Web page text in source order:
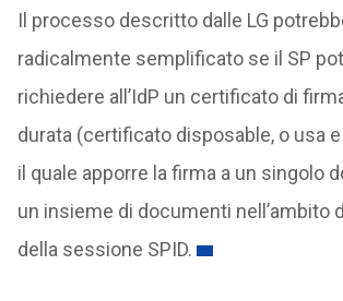
Il processo descritto dalle LG
radicalmente semplificato se il SP
richiedere all’IdP un certificato di
durata (certificato disposable, o usa
il quale apporre la firma a un singolo
un insieme di documenti nell’ambito
della sessione SPID.